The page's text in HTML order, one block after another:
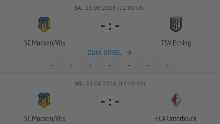
SA.. 15.08.2026 /12:00 Uhr
SC Moosen/Vils
- : -
TSV Eching
ZUM SPIEL
- - - - - - -
SO.. 23.08.2026 /13:00 Uhr
SC Moosen/Vils
- : -
FCA Unterbruck